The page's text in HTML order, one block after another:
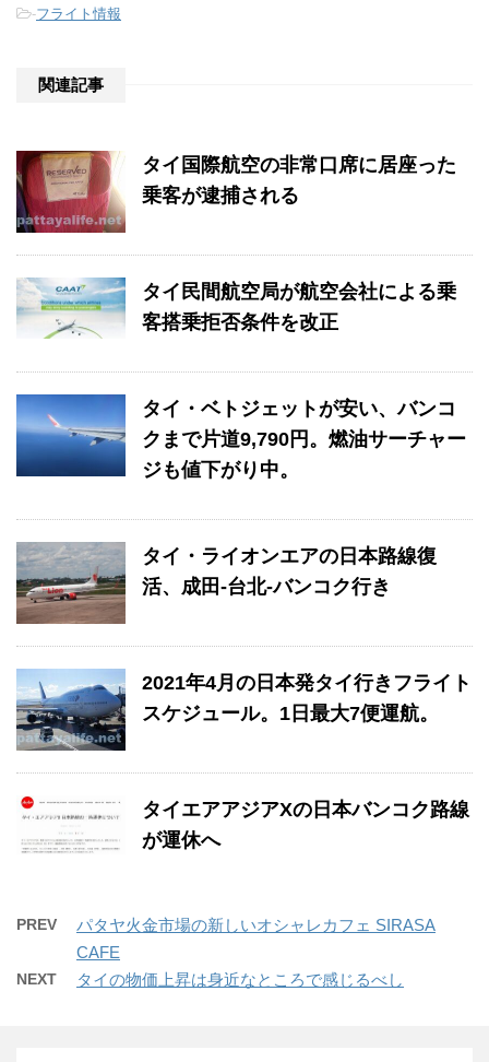
-フライト情報
関連記事
タイ国際航空の非常口席に居座った
乗客が逮捕される
タイ民間航空局が航空会社による乗
客搭乗拒否条件を改正
タイ・ベトジェットが安い、バンコ
クまで片道9,790円。燃油サーチャー
ジも値下がり中。
タイ・ライオンエアの日本路線復
活、成田-台北-バンコク行き
2021年4月の日本発タイ行きフライト
スケジュール。1日最大7便運航。
タイエアアジアXの日本バンコク路線
が運休へ
PREV
パタヤ火金市場の新しいオシャレカフェ SIRASA
CAFE
NEXT タイの物価上昇は身近なところで感じるべし